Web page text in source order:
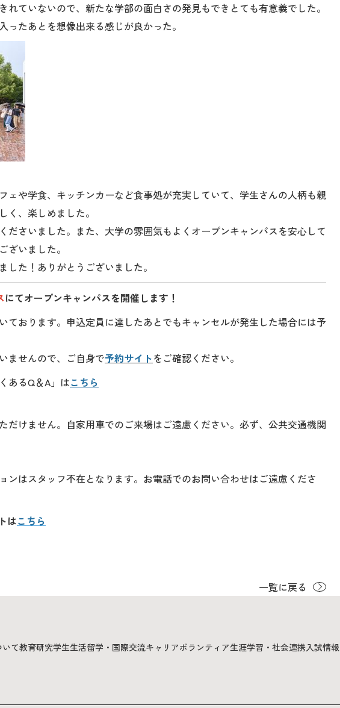
ていないので、新たな学部の面白さの発見もできとても有意義でした。
たあとを想像出来る感じが良かった。
や学食、キッチンカーなど食事処が充実していて、学生さんの人柄も親
く、楽しめました。
さいました。また、大学の雰囲気もよくオープンキャンパスを安心して
ざいました。
した！ありがとうございました。
にてオープンキャンパスを開催します！
ております。申込定員に達したあとでもキャンセルが発生した場合には予
ませんので、ご自身で予約サイトをご確認ください。
あるQ＆A」はこちら
だけません。自家用車でのご来場はご遠慮ください。必ず、公共交通機関
ンはスタッフ不在となります。お電話でのお問い合わせはご遠慮くださ
はこちら
一覧に戻る
て教育研究学生生活留学・国際交流キャリアボランティア生涯学習・社会連携入試情報